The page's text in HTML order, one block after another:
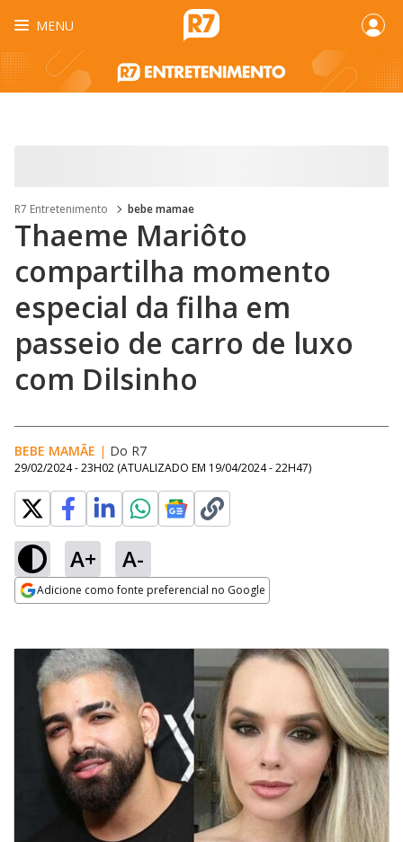
MENU
R7 Entretenimento bebe mamae
Thaeme Mariôto
compartilha momento
especial da filha em
passeio de carro de luxo
com Dilsinho
BEBE MAMÃE | Do R7
29/02/2024 - 23H02 (ATUALIZADO EM 19/04/2024 - 22H47)
A+ A-
Adicione como fonte preferencial no Google